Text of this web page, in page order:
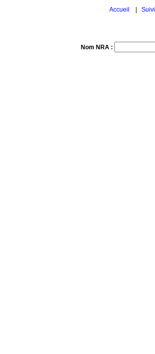
Accueil Suivi
Nom NRA :